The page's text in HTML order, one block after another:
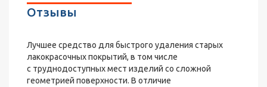
Отзывы
Лучшее средство для быстрого удаления старых
лакокрасочных покрытий, в том числе
с труднодоступных мест изделий со сложной
геометрией поверхности. В отличие